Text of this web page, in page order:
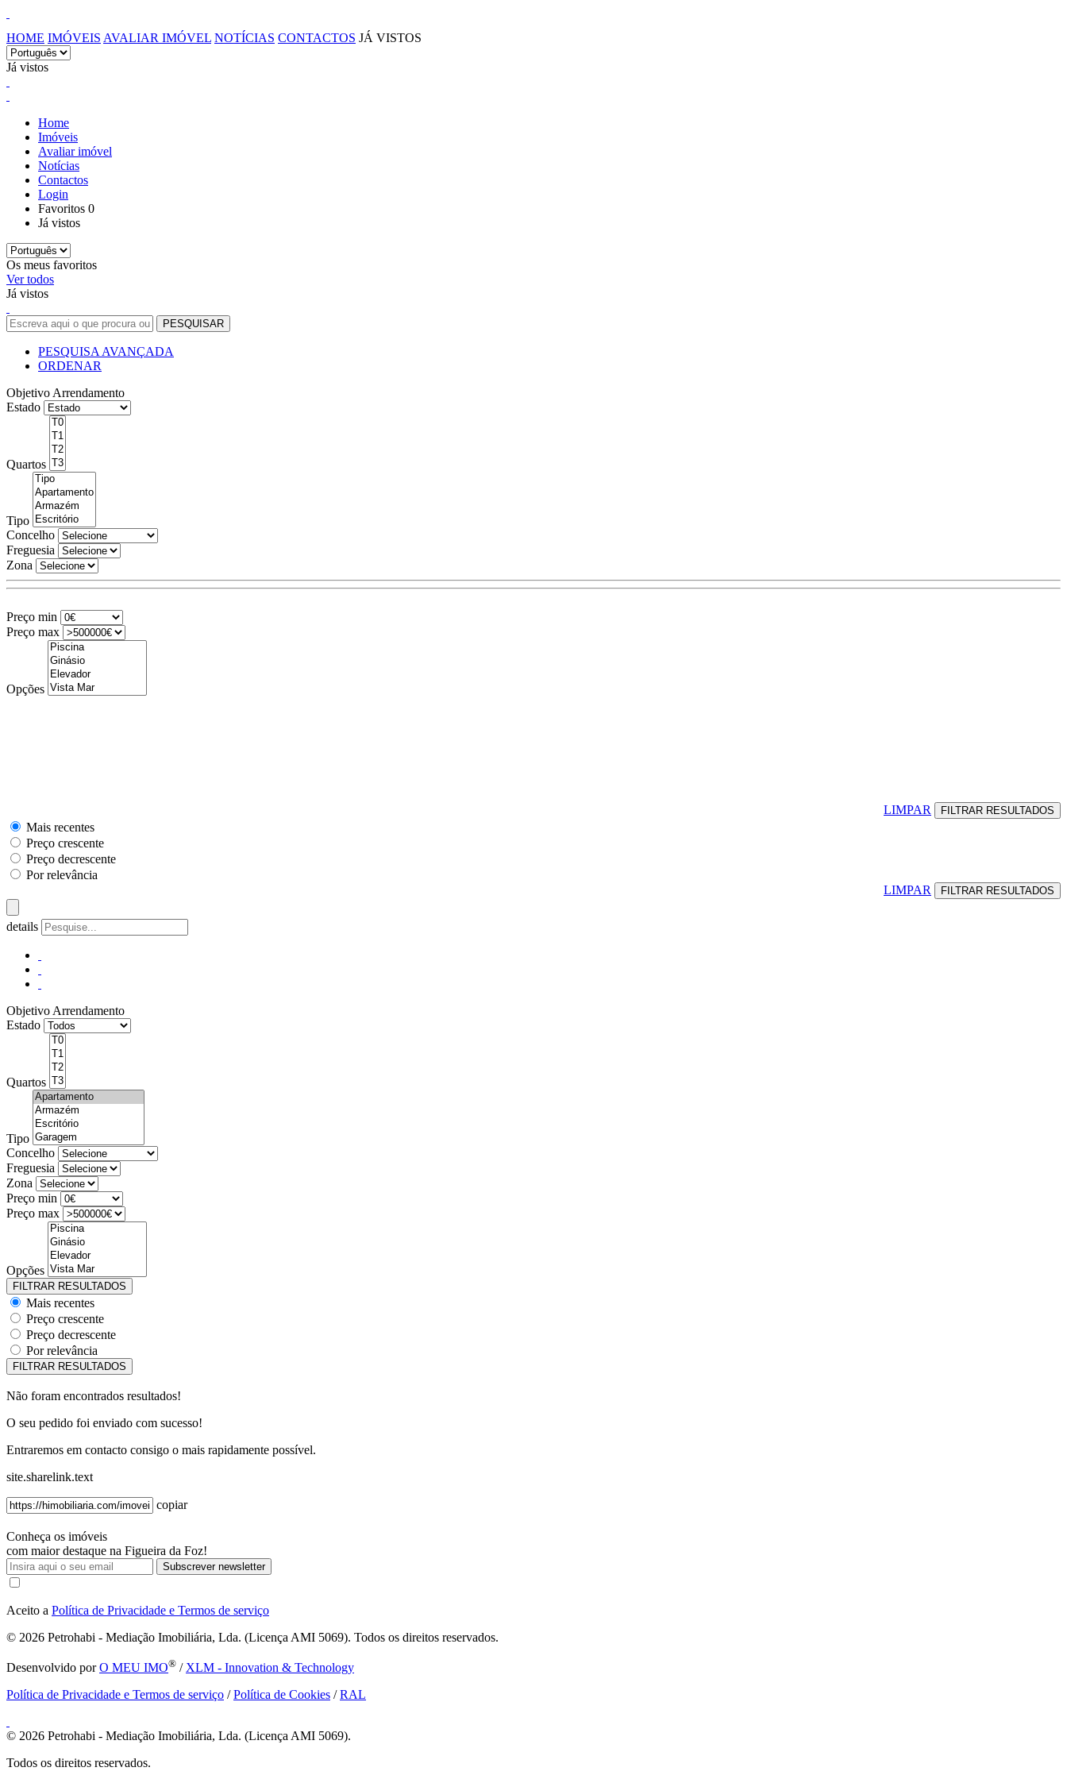
HOME IMÓVEIS AVALIAR IMÓVEL NOTÍCIAS CONTACTOS JÁ VISTOS
Já vistos
Home
Imóveis
Avaliar imóvel
Notícias
Contactos
Login
Favoritos 0
Já vistos
Os meus favoritos
Ver todos
Já vistos
PESQUISA AVANÇADA
ORDENAR
Objetivo Arrendamento
Estado
Quartos
Tipo
Concelho
Freguesia
Zona
Preço min
Preço max
Opções
LIMPAR
Mais recentes
Preço crescente
Preço decrescente
Por relevância
LIMPAR
details
Objetivo Arrendamento
Estado
Quartos
Tipo
Concelho
Freguesia
Zona
Preço min
Preço max
Opções
Mais recentes
Preço crescente
Preço decrescente
Por relevância
Não foram encontrados resultados!
O seu pedido foi enviado com sucesso!
Entraremos em contacto consigo o mais rapidamente possível.
site.sharelink.text
copiar
Conheça os imóveis
com maior destaque na Figueira da Foz!
Subscrever newsletter
Aceito a Política de Privacidade e Termos de serviço
© 2026 Petrohabi - Mediação Imobiliária, Lda. (Licença AMI 5069). Todos os direitos reservados.
Desenvolvido porO MEU IMO® / XLM - Innovation & Technology
Política de Privacidade e Termos de serviço /Política de Cookies /RAL
© 2026 Petrohabi - Mediação Imobiliária, Lda. (Licença AMI 5069).
Todos os direitos reservados.